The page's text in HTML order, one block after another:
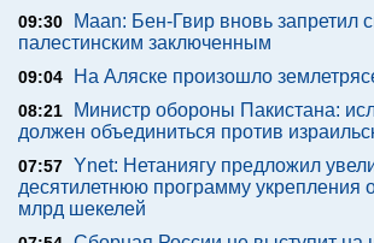
09:30
Maan: Бен-Гвир вновь запретил
палестинским заключенным
09:04 На Аляске произошло
08:21
Министр обороны Пакистана:
должен объединиться против
07:57 Ynet: Нетаниягу предложил
десятилетнюю программу укрепления
млрд шекелей